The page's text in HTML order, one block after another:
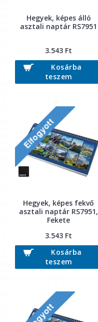
Hegyek, képes álló
asztali naptár RS7951
3.543 Ft
Kosárba
teszem
Hegyek, képes fekvő
asztali naptár RS7951,
Fekete
3.543 Ft
Kosárba
teszem